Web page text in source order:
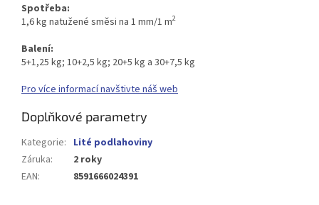
Spotřeba:
1,6 kg natužené směsi na 1 mm/1 m2
Balení:
5+1,25 kg; 10+2,5 kg; 20+5 kg a 30+7,5 kg
Pro více informací navštivte náš web
Doplňkové parametry
Kategorie: Lité podlahoviny
Záruka:
2 roky
EAN: 8591666024391